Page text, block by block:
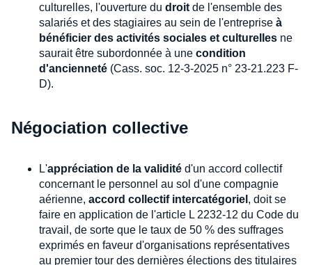
culturelles, l'ouverture du droit de l'ensemble des
salariés et des stagiaires au sein de l'entreprise à
bénéficier des activités sociales et culturelles ne
saurait être subordonnée à une condition
d'ancienneté (Cass. soc. 12-3-2025 n° 23-21.223 F-
D).
Négociation collective
L'appréciation de la validité d'un accord collectif
concernant le personnel au sol d'une compagnie
aérienne, accord collectif intercatégoriel , doit se
faire en application de l'article L 2232-12 du Code du
travail, de sorte que le taux de 50 % des suffrages
exprimés en faveur d'organisations représentatives
au premier tour des dernières élections des titulaires